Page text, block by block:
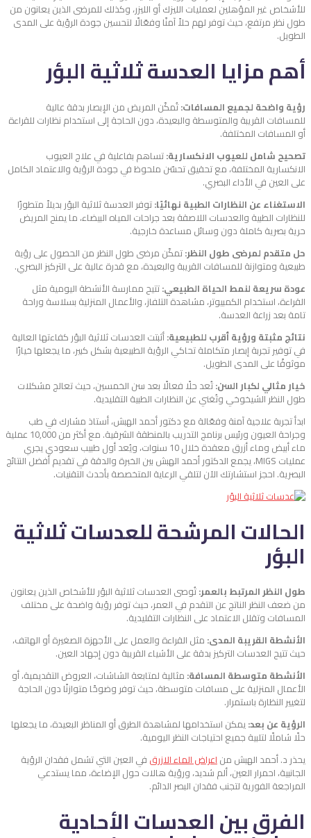
للأشخاص غير المؤهلين لعمليات الليزك أو الليزر، وكذلك للمرضى الذين يعانون من
طول نظر مرتفع، حيث توفر لهم حلاً آمنًا وفعّالًا لتحسين جودة الرؤية على المدى
الطويل.
أهم مزايا العدسة ثلاثية البؤر
رؤية واضحة لجميع المسافات:تُمكّن المريض من الإبصار بدقة عالية
للمسافات القريبة والمتوسطة والبعيدة، دون الحاجة إلى استخدام نظارات للقراءة
أو المسافات المختلفة.
تصحيح شامل للعيوب الانكسارية:تساهم بفاعلية في علاج العيوب
الانكسارية المختلفة، مع تحقيق تحسّن ملحوظ في جودة الرؤية والاعتماد الكامل
على العين في الأداء البصري.
الاستغناء عن النظارات الطبية نهائيًا:توفر العدسة ثلاثية البؤر بديلاً متطورًا
للنظارات الطبية والعدسات اللاصقة بعد جراحات المياه البيضاء، ما يمنح المريض
حرية بصرية كاملة دون وسائل مساعدة خارجية.
حل متقدم لمرضى طول النظر:تمكّن مرضى طول النظر من الحصول على رؤية
طبيعية ومتوازنة للمسافات القريبة والبعيدة، مع قدرة عالية على التركيز البصري.
عودة سريعة لنمط الحياة الطبيعي:تتيح ممارسة الأنشطة اليومية مثل
القراءة، استخدام الكمبيوتر، مشاهدة التلفاز، والأعمال المنزلية بسلاسة وراحة
تامة بعد زراعة العدسة.
نتائج مثبتة ورؤية أقرب للطبيعية:أثبتت العدسات ثلاثية البؤر كفاءتها العالية
في توفير تجربة إبصار متكاملة تحاكي الرؤية الطبيعية بشكل كبير، ما يجعلها خيارًا
موثوقًا على المدى الطويل.
خيار مثالي لكبار السن:تُعد حلًا فعالًا بعد سن الخمسين، حيث تعالج مشكلات
طول النظر الشيخوخي وتُغني عن النظارات الطبية التقليدية.
ابدأ تجربة علاجية آمنة وفعّالة مع دكتور أحمد الهبش، أستاذ مشارك في طب
وجراحة العيون ورئيس برنامج التدريب بالمنطقة الشرقية. مع أكثر من 10,000 عملية
ماء أبيض وماء أزرق معقدة خلال 10 سنوات، ويُعد أول طبيب سعودي يجري
عمليات MIGS، يجمع الدكتور أحمد الهبش بين الخبرة والدقة في تقديم أفضل النتائج
البصرية. احجز استشارتك الآن لتلقي الرعاية المتخصصة بأحدث التقنيات.
الحالات المرشحة للعدسات ثلاثية
البؤر
طول النظر المرتبط بالعمر:تُوصى العدسات ثلاثية البؤر للأشخاص الذين يعانون
من ضعف النظر الناتج عن التقدم في العمر، حيث توفر رؤية واضحة على مختلف
المسافات وتقلل الاعتماد على النظارات التقليدية.
الأنشطة القريبة المدى: مثل القراءة والعمل على الأجهزة الصغيرة أو الهاتف،
حيث تتيح العدسات التركيز بدقة على الأشياء القريبة دون إجهاد العين.
الأنشطة متوسطة المسافة: مثالية لمتابعة الشاشات، العروض التقديمية، أو
الأعمال المنزلية على مسافات متوسطة، حيث توفر وضوحًا متوازنًا دون الحاجة
لتغيير النظارة باستمرار.
الرؤية عن بعد: يمكن استخدامها لمشاهدة الطرق أو المناظر البعيدة، ما يجعلها
حلًا شاملًا لتلبية جميع احتياجات النظر اليومية.
يحذر د. أحمد الهبش من اعراض الماء الازرق في العين التي تشمل فقدان الرؤية
الجانبية، احمرار العين، ألم شديد، ورؤية هالات حول الإضاءة، مما يستدعي
المراجعة الفورية لتجنب فقدان البصر الدائم.
الفرق بين العدسات الأحادية